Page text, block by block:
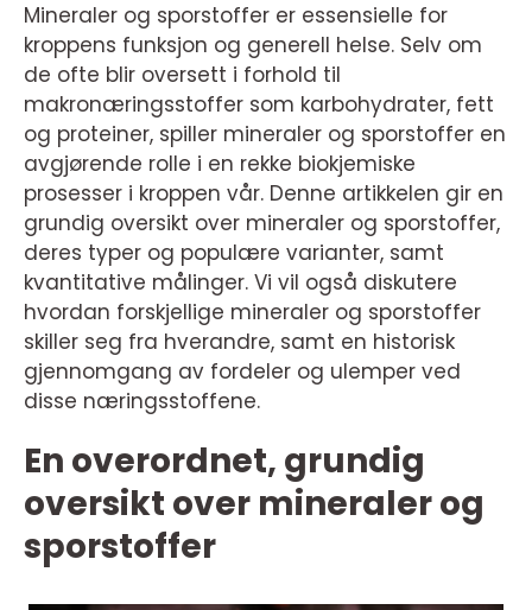
Mineraler og sporstoffer er essensielle for
kroppens funksjon og generell helse. Selv om
de ofte blir oversett i forhold til
makronæringsstoffer som karbohydrater, fett
og proteiner, spiller mineraler og sporstoffer en
avgjørende rolle i en rekke biokjemiske
prosesser i kroppen vår. Denne artikkelen gir en
grundig oversikt over mineraler og sporstoffer,
deres typer og populære varianter, samt
kvantitative målinger. Vi vil også diskutere
hvordan forskjellige mineraler og sporstoffer
skiller seg fra hverandre, samt en historisk
gjennomgang av fordeler og ulemper ved
disse næringsstoffene.
En overordnet, grundig
oversikt over mineraler og
sporstoffer